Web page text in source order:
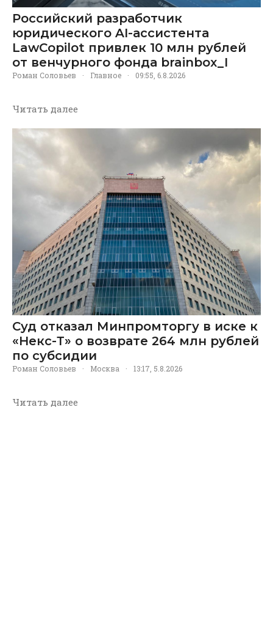
Российский разработчик
юридического AI-ассистента
LawCopilot привлек 10 млн рублей
от венчурного фонда brainbox_I
Роман Соловьев · Главное · 09:55, 6.8.2026
Читать далее
Суд отказал Минпромторгу в иске к
«Некс-Т» о возврате 264 млн рублей
по субсидии
Роман Соловьев · Москва · 13:17, 5.8.2026
Читать далее